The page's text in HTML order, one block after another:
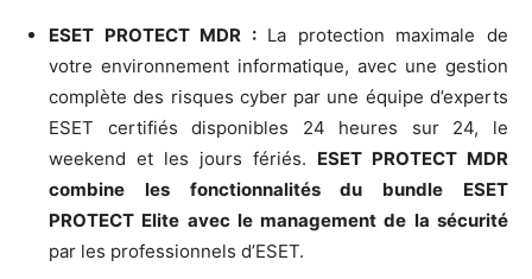
ESET PROTECT MDR :La protection maximale de
votre environnement informatique, avec une gestion
complète des risques cyber par une équipe d’experts
ESET certifiés disponibles 24 heures sur 24, le
weekend et les jours fériés. ESET PROTECT MDR
combine les fonctionnalités du bundle ESET
PROTECT Elite avec le management de la sécurité
par les professionnels d’ESET.